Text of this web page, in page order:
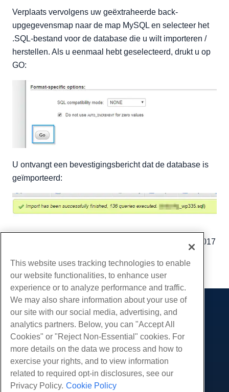
Verplaats vervolgens uw geëxtraheerde back-
upgegevensmap naar de map MySQL en selecteer het
.SQL-bestand voor de database die u wilt importeren /
herstellen. Als u eenmaal hebt geselecteerd, drukt u op
GO:
U ontvangt een bevestigingsbericht dat de database is
geïmporteerd:
september 22, 2017
Kopiëren URL
Producten
Web hosting
Zakelijke hosting
White Label-wederverkoper
Beheerde Linux VPS
Diensten
Website-migraties
Gemeenschap
Productdocumentatie
Tutorials
Bedrijf
Over ons
This website uses tracking technologies to enable
our website functionalities, to enhance user
experience or to analyze performance and traffic.
We may also share information about your use of
our site with our social media, advertising, and
analytics partners. Below, you can "Accept All
Cookies" or "Reject Non-Essential" cookies. For
more details on the data we process and how to
exercise your rights, and to view information
related to required opt-in disclosures, see our
Privacy Policy. Cookie Policy